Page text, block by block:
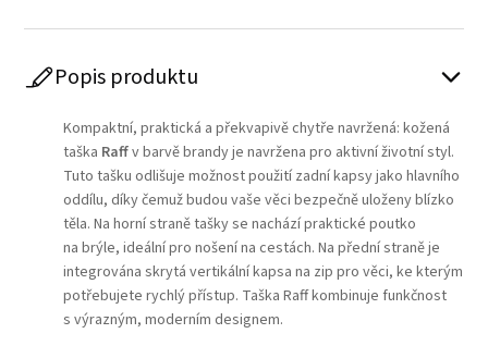
Popis produktu
Kompaktní, praktická a překvapivě chytře navržená: kožená
taška Raffv barvě brandy je navržena pro aktivní životní styl.
Tuto tašku odlišuje možnost použití zadní kapsy jako hlavního
oddílu, díky čemuž budou vaše věci bezpečně uloženy blízko
těla. Na horní straně tašky se nachází praktické poutko
na brýle, ideální pro nošení na cestách. Na přední straně je
integrována skrytá vertikální kapsa na zip pro věci, ke kterým
potřebujete rychlý přístup. Taška Raff kombinuje funkčnost
s výrazným, moderním designem.